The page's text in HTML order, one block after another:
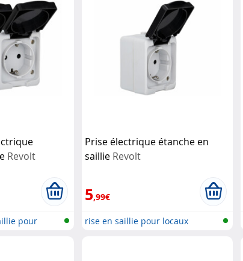
Revolt
pour
Prise électrique étanche en
saillie Revolt
5,99€
rise en saillie pour locaux